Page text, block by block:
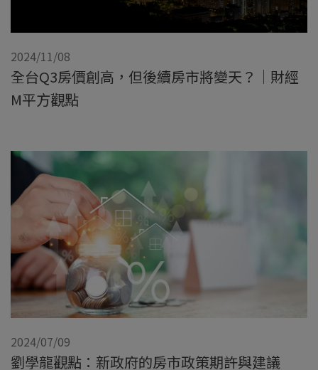
2024/11/08
全台Q3房價創高，但後續房市將變天？｜財經
M平方觀點
2024/07/09
劉學龍觀點：新政府的房市政策期許與建議